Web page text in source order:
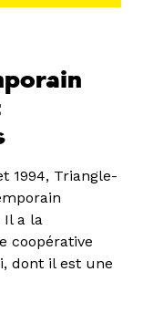
1994, Triangle-
Il a la
coopérative
dont il est une